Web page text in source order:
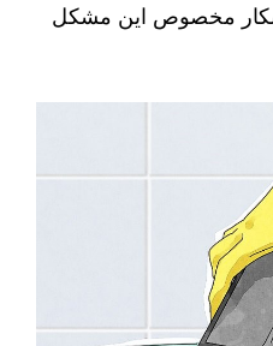
مخصوص این مشکل